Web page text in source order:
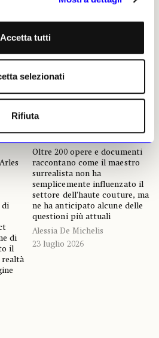
Accetta tutti
selezionati
Rifiuta
di
di
il
Dalí e la moda: a Palazzo
di un sodalizio creativo
Oltre 200 opere e documenti
raccontano come il maestro
surrealista non ha
semplicemente influenzato il
settore dell’haute couture, ma
ne ha anticipato alcune delle
questioni più attuali
Alessia De Michelis
23 luglio 2026